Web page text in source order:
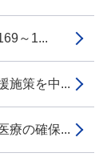
～1...
施策を中...
療の確保...